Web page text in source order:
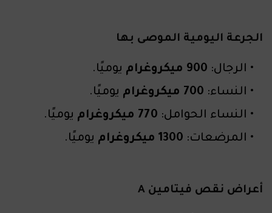
الجرعة اليومية الموصى بها
الرجال: 900 ميكروغرام
يوميًا.
النساء: 700 ميكروغرام
يوميًا.
النساء الحوامل: 770 ميكروغرام
يوميًا.
المرضعات: 1300 ميكروغرام يوميًا.
أعراض نقص فيتامين A